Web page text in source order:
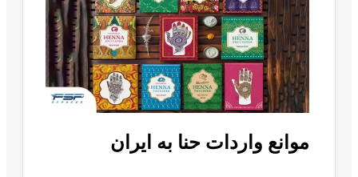
موانع واردات حنا به ایران